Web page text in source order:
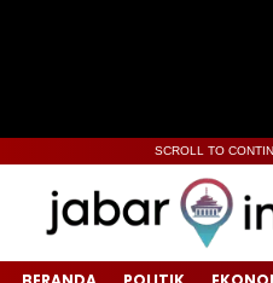
SCROLL TO